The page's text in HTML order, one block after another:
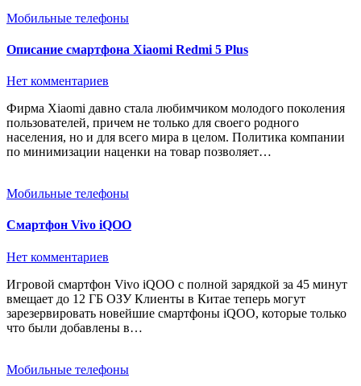
Мобильные телефоны
Описание смартфона Xiaomi Redmi 5 Plus
Нет комментариев
Фирма Xiaomi давно стала любимчиком молодого поколения
пользователей, причем не только для своего родного
населения, но и для всего мира в целом. Политика компании
по минимизации наценки на товар позволяет…
Мобильные телефоны
Смартфон Vivo iQOO
Нет комментариев
Игровой смартфон Vivo iQOO c полной зарядкой за 45 минут
вмещает до 12 ГБ ОЗУ Клиенты в Китае теперь могут
зарезервировать новейшие смартфоны iQOO, которые только
что были добавлены в…
Мобильные телефоны